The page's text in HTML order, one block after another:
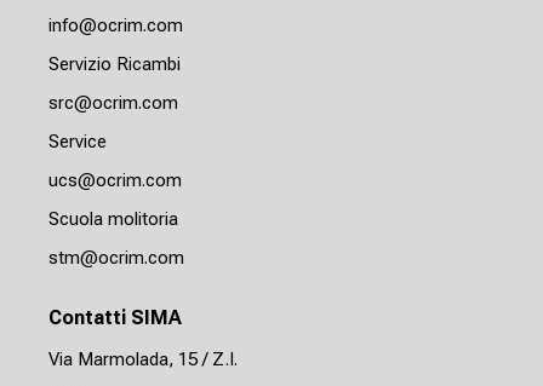
info@ocrim.com
Servizio Ricambi
src@ocrim.com
Service
ucs@ocrim.com
Scuola molitoria
stm@ocrim.com
Contatti SIMA
Via Marmolada, 15 / Z.I.